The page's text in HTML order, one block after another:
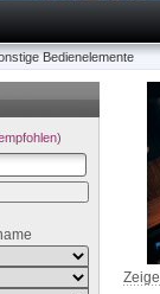
Bedienelemente
Zeige